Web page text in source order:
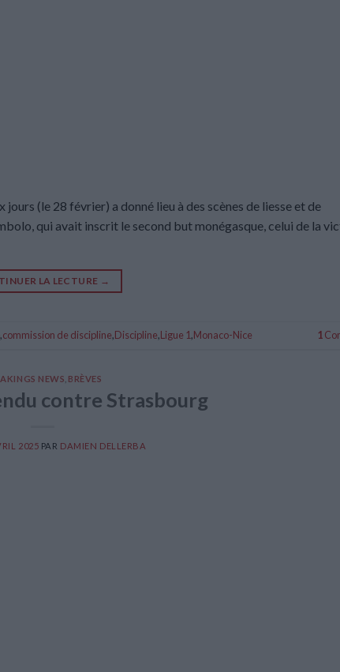
(le 28 février) a donné lieu à des scènes de liesse et de
qui avait inscrit le second but monégasque, celui de la
LA LECTURE →
,commission de discipline,Discipline,Ligue 1,Monaco-Nice 1
NEWS BRÈVES
contre Strasbourg
2025 PAR DAMIEN DELLERBA